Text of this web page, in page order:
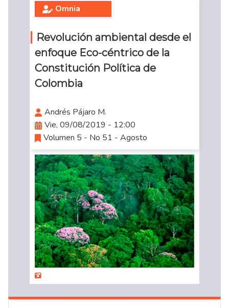
Omnia
Revolución ambiental desde el
enfoque Eco-céntrico de la
Constitución Política de
Colombia
Andrés Pájaro M.
Vie, 09/08/2019 - 12:00
Volumen 5 - No 51 - Agosto